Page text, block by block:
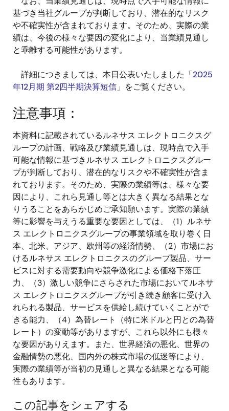
基づき当社グループが判断しており、潜在的なリスク
や不確実性が含まれております。そのため、実際の業
績は、今後の様々な要因の変化により、当業績見通し
と乖離する可能性があります。
詳細につきましては、本日公表いたしました「2025
年12月期 第2四半期決算短信 」をご覧ください。
注意事項：
本資料に記載されているルネサス エレクトロニクスグ
ループの計画、戦略及び業績見通しは、現時点で入手
可能な情報に基づきルネサス エレクトロニクスグルー
プが判断しており、潜在的なリスクや不確実性が含ま
れております。そのため、実際の業績等は、様々な要
因により、これら見通し等とは大きく異なる結果とな
りうることをあらかじめご承知願います。実際の業績
等に影響を与えうる重要な要因としては、（1）ルネサ
ス エレクトロニクスグループの事業領域を取り巻く日
本、北米、アジア、欧州等の経済情勢、（2）市場にお
けるルネサス エレクトロニクスのグループ製品、サー
ビスに対する需要動向や競争激化による価格下落圧
力、（3）激しい競争にさらされた市場においてルネサ
ス エレクトロニクスグループが引き続き顧客に受け入
れられる製品、サービスを供給し続けていくことがで
きる能力、（4）為替レート（特に米ドルと円との為替
レート）の変動等がありますが、これら以外にも様々
な要因がありえます。また、世界経済の悪化、世界の
金融情勢の悪化、国内外の株式市場の低迷等により、
実際の業績等が当初の見通しと異なる結果となる可能
性もあります。
この記事をシェアする